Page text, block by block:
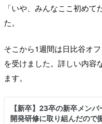
「いや、みんなここ初め
た。
そこから1週間は日比谷オ
を受けました。詳しい内容
ます。